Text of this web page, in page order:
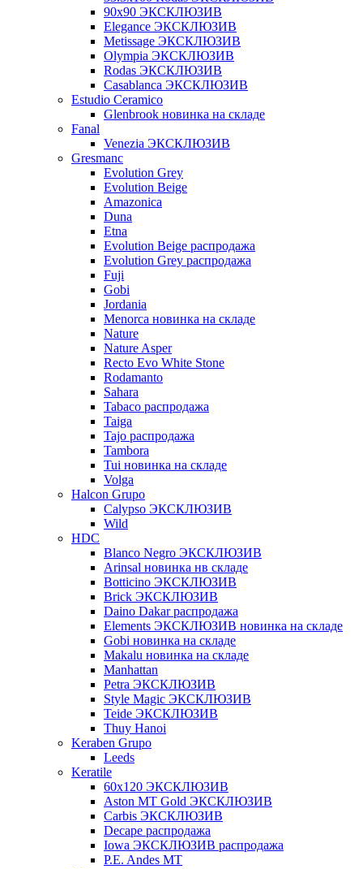
90x90 ЭКСКЛЮЗИВ
Elegance ЭКСКЛЮЗИВ
Metissage ЭКСКЛЮЗИВ
Olympia ЭКСКЛЮЗИВ
Rodas ЭКСКЛЮЗИВ
Сasablanca ЭКСКЛЮЗИВ
Estudio Ceramico
Glenbrook новинка на складе
Fanal
Venezia ЭКСКЛЮЗИВ
Gresmanc
Evolution Grey
Evolution Beige
Amazonica
Duna
Etna
Evolution Beige распродажа
Evolution Grey распродажа
Fuji
Gobi
Jordania
Menorca новинка на складе
Nature
Nature Asper
Recto Evo White Stone
Rodamanto
Sahara
Tabaco распродажа
Taiga
Tajo распродажа
Tambora
Tui новинка на складе
Volga
Halcon Grupo
Calypso ЭКСКЛЮЗИВ
Wild
HDC
Blanco Negro ЭКСКЛЮЗИВ
Arinsal новинка нв складе
Botticino ЭКСКЛЮЗИВ
Brick ЭКСКЛЮЗИВ
Daino Dakar распродажа
Elements ЭКСКЛЮЗИВ новинка на складе
Gobi новинка на складе
Makalu новинка на складе
Manhattan
Petra ЭКСКЛЮЗИВ
Style Magic ЭКСКЛЮЗИВ
Teide ЭКСКЛЮЗИВ
Thuy Hanoi
Keraben Grupo
Leeds
Keratile
60х120 ЭКСКЛЮЗИВ
Aston MT Gold ЭКСКЛЮЗИВ
Carbis ЭКСКЛЮЗИВ
Decape распродажа
Iowa ЭКСКЛЮЗИВ распродажа
P.E. Andes MT